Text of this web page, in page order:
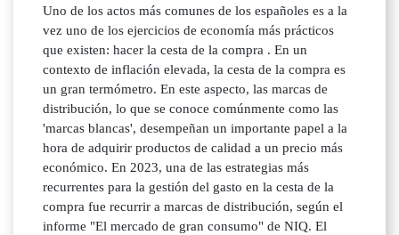
Uno de los actos más comunes de los españoles es a la
vez uno de los ejercicios de economía más prácticos
que existen: hacer la cesta de la compra . En un
contexto de inflación elevada, la cesta de la compra es
un gran termómetro. En este aspecto, las marcas de
distribución, lo que se conoce comúnmente como las
'marcas blancas', desempeñan un importante papel a la
hora de adquirir productos de calidad a un precio más
económico. En 2023, una de las estrategias más
recurrentes para la gestión del gasto en la cesta de la
compra fue recurrir a marcas de distribución, según el
informe "El mercado de gran consumo" de NIQ. El